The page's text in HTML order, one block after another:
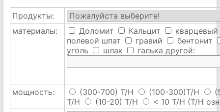
Продукты:
материалы:
Доломит Кальцит
кварцевый
полевой шпат
гравий
бентонит
уголь
шлак галька другой:
мощность: (300-700) T/H (100-300)T/H
T/H
(10-20) T/H < 10 T/H (T/H